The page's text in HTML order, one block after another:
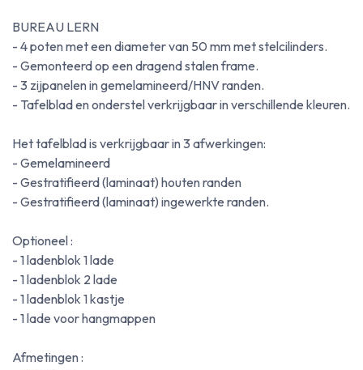
BUREAU LERN
- 4 poten met een diameter van 50 mm met stelcilinders.
- Gemonteerd op een dragend stalen frame.
- 3 zijpanelen in gemelamineerd/HNV randen.
- Tafelblad en onderstel verkrijgbaar in verschillende kleuren.
Het tafelblad is verkrijgbaar in 3 afwerkingen:
- Gemelamineerd
- Gestratifieerd (laminaat) houten randen
- Gestratifieerd (laminaat) ingewerkte randen.
Optioneel :
- 1 ladenblok 1 lade
- 1 ladenblok 2 lade
- 1 ladenblok 1 kastje
- 1 lade voor hangmappen
Afmetingen :